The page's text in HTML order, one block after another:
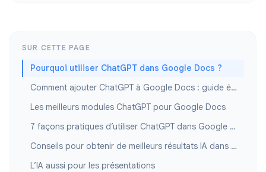
SUR CETTE PAGE
Pourquoi utiliser ChatGPT dans Google Docs ?
Comment ajouter ChatGPT à Google Docs : guide étape par étape
Les meilleurs modules ChatGPT pour Google Docs
7 façons pratiques d’utiliser ChatGPT dans Google Docs
Conseils pour obtenir de meilleurs résultats IA dans Google Docs
L’IA aussi pour les présentations